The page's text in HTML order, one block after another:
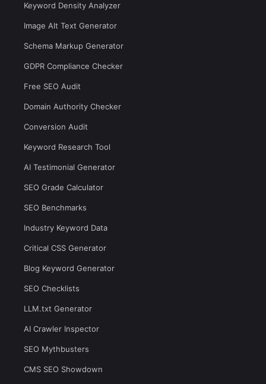
Keyword Density Analyzer
Image Alt Text Generator
Schema Markup Generator
GDPR Compliance Checker
Free SEO Audit
Domain Authority Checker
Conversion Audit
Keyword Research Tool
AI Testimonial Generator
SEO Grade Calculator
SEO Benchmarks
Industry Keyword Data
Critical CSS Generator
Blog Keyword Generator
SEO Checklists
LLM.txt Generator
AI Crawler Inspector
SEO Mythbusters
CMS SEO Showdown